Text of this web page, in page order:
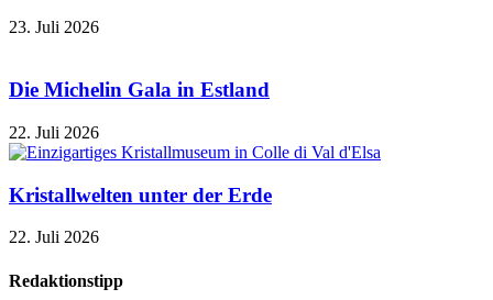
23. Juli 2026
Die Michelin Gala in Estland
22. Juli 2026
Kristallwelten unter der Erde
22. Juli 2026
Redaktionstipp